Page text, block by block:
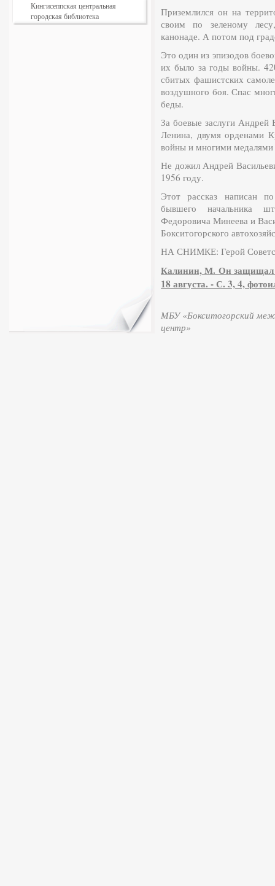
Кингисеппская центральная
городская библиотека
Приземлился он на
своим по зеленому
канонаде. А потом под
Это один из эпизодов
их было за годы войны.
сбитых фашистских
воздушного боя. Спас
беды.
За боевые заслуги Андрей
Ленина, двумя орденами
войны и многими медалями
Не дожил Андрей
1956 году.
Этот рассказ написан
бывшего начальника
Федоровича Минеева и
Бокситогорского
НА СНИМКЕ: Герой
Калинин, М. Он защищал
18 августа. - С. 3, 4,
МБУ «Бокситогорский
центр»